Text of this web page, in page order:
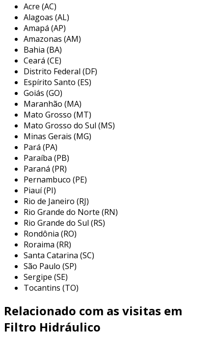
responsáveis por capturar sedimentos provenientes do
desgaste dos componentes e partículas que entram
no sistema, enquanto os filtros de sucção têm a
função de proteger a bomba da contaminação do
fabricada pela apexil, uma empresa especializada em
soluções de filtração para diversos segmentos da
indústria, a tecnologia dos filtros hidráulicos é
desenvolvida com excelência para atender às
necessidades específicas de sistemas de lubrificação
hidráulica, refrigeração, sucção de ar, clarificação de
líquidos, gás natural, glp, petróleo e diferentes
processos. com foco na qualidade e no desempenho
superior de seus produtos, a apexil é reconhecida
como uma referência no mercado de filtração,
fornecendo soluções confiáveis e eficientes para
garantir a integridade dos sistemas industriais.
Acre (AC)
Alagoas (AL)
Amapá (AP)
Amazonas (AM)
Bahia (BA)
Ceará (CE)
Distrito Federal (DF)
Espírito Santo (ES)
Goiás (GO)
Maranhão (MA)
Mato Grosso (MT)
Mato Grosso do Sul (MS)
Minas Gerais (MG)
Pará (PA)
Paraíba (PB)
Paraná (PR)
Pernambuco (PE)
Piauí (PI)
Rio de Janeiro (RJ)
Rio Grande do Norte (RN)
Rio Grande do Sul (RS)
Rondônia (RO)
Roraima (RR)
Santa Catarina (SC)
São Paulo (SP)
Sergipe (SE)
Tocantins (TO)
Relacionado com as visitas em
Filtro Hidráulico